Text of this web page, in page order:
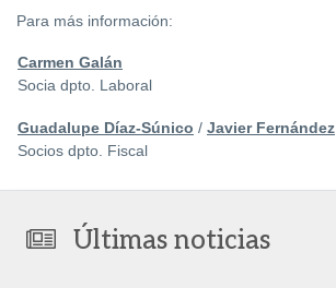
Para más información:
Carmen Galán
Socia dpto. Laboral
Guadalupe Díaz-Súnico / Javier Fernández
Socios dpto. Fiscal
Últimas noticias